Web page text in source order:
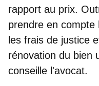
rapport au prix.
prendre en compte
les frais de justice
rénovation du bien
conseille l'avocat.